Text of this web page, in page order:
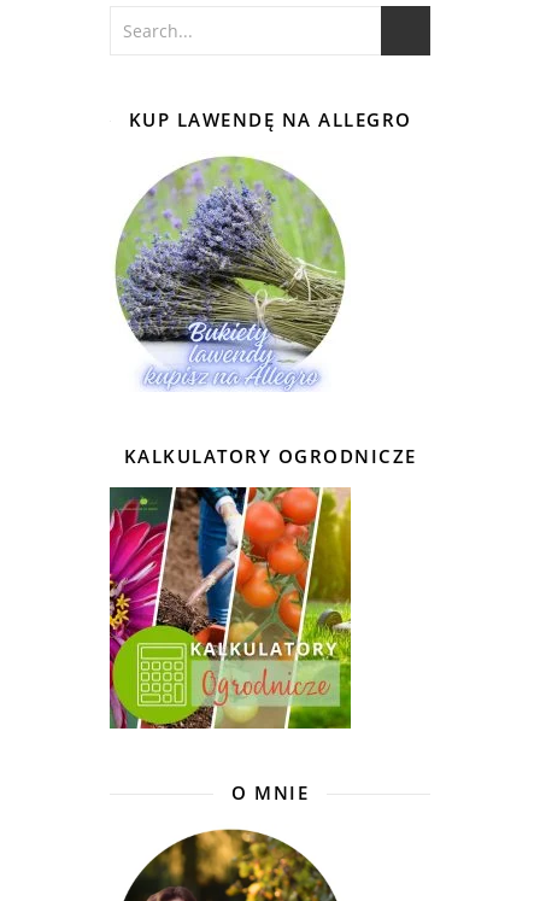
KUP LAWENDĘ NA ALLEGRO
KALKULATORY OGRODNICZE
O MNIE